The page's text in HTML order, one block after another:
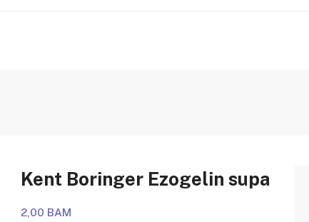
Kent Boringer Ezogelin supa
2,00 BAM